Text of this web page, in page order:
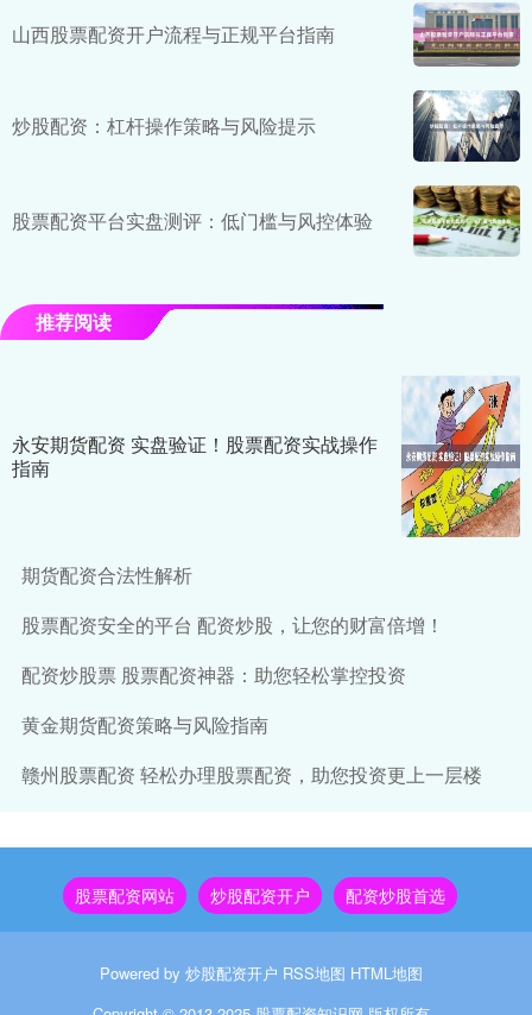
山西股票配资开户流程与正规平台指南
炒股配资：杠杆操作策略与风险提示
股票配资平台实盘测评：低门槛与风控体验
推荐阅读
永安期货配资 实盘验证！股票配资实战操作
指南
期货配资合法性解析
股票配资安全的平台 配资炒股，让您的财富倍增！
配资炒股票 股票配资神器：助您轻松掌控投资
黄金期货配资策略与风险指南
赣州股票配资 轻松办理股票配资，助您投资更上一层楼
股票配资网站 炒股配资开户 配资炒股首选
Powered by 炒股配资开户 RSS地图 HTML地图